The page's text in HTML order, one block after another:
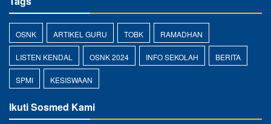
OSNK ARTIKEL GURU TOBK RAMADHAN
LISTEN KENDAL OSNK 2024 INFO SEKOLAH BERITA
SPMI KESISWAAN
Ikuti Sosmed Kami